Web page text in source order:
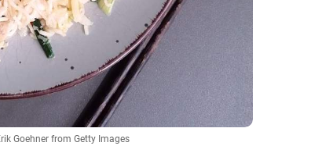
Goehner from Getty Images